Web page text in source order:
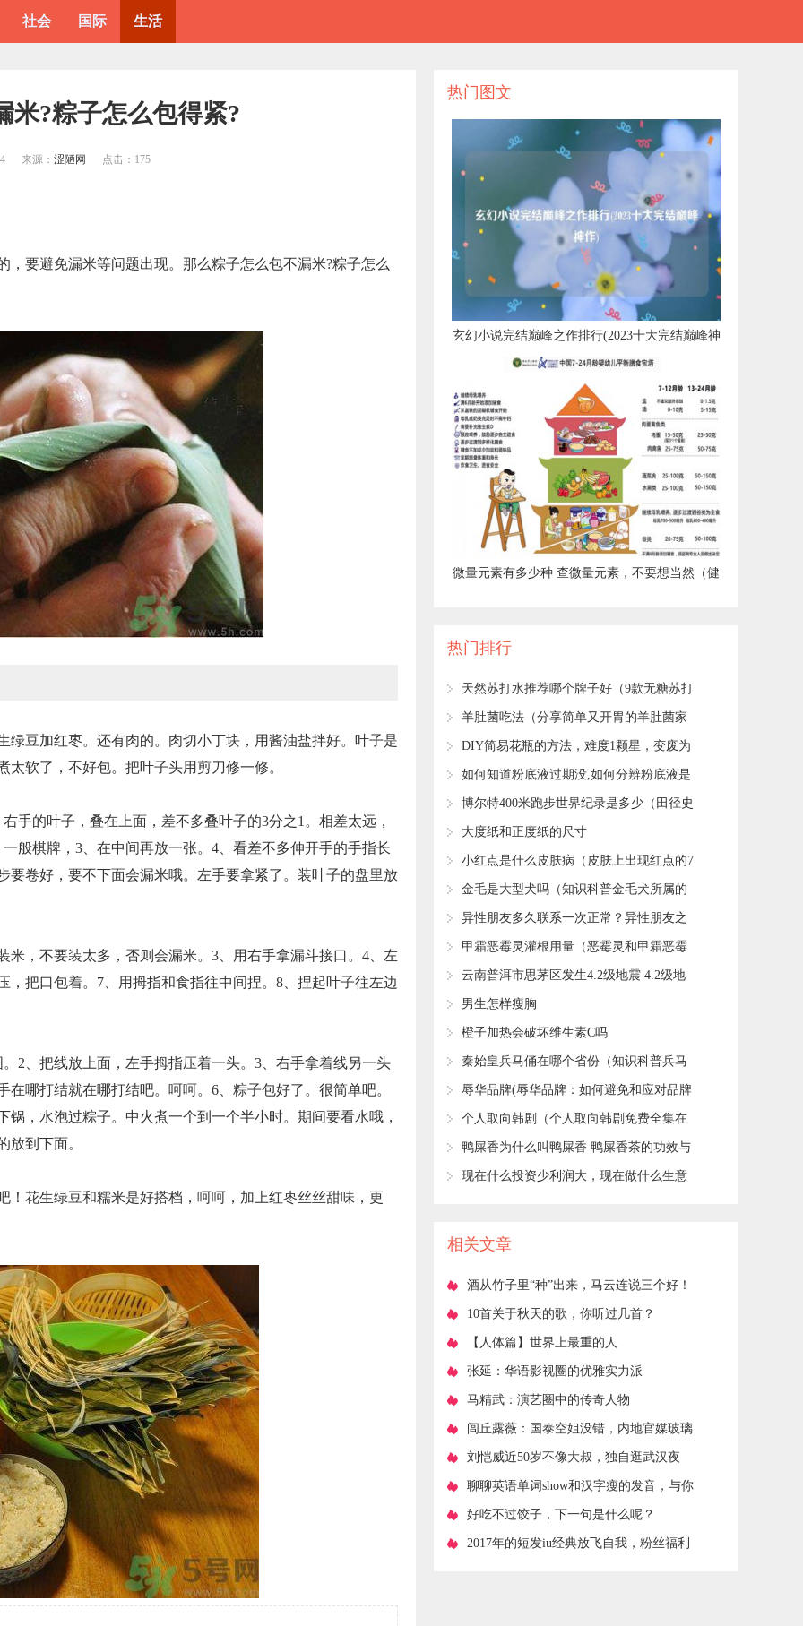
社会 国际 生活
米?粽子怎么包得紧?
来源： 涩陋网 点击： 175
要避免漏米等问题出现。那么粽子怎么包不漏米?粽子怎么
绿豆加红枣。还有肉的。肉切小丁块，用酱油盐拌好。叶子是
软了，不好包。把叶子头用剪刀修一修。
手的叶子，叠在上面，差不多叠叶子的3分之1。相差太远，
般棋牌，3、在中间再放一张。4、看差不多伸开手的手指长
要卷好，要不下面会漏米哦。左手要拿紧了。装叶子的盘里放
米，不要装太多，否则会漏米。3、用右手拿漏斗接口。4、左
把口包着。7、用拇指和食指往中间捏。8、捏起叶子往左边
2、把线放上面，左手拇指压着一头。3、右手拿着线另一头
哪打结就在哪打结吧。呵呵。6、粽子包好了。很简单吧。
，水泡过粽子。中火煮一个到一个半小时。期间要看水哦，
放到下面。
！花生绿豆和糯米是好搭档，呵呵，加上红枣丝丝甜味，更
热门图文
​玄幻小说完结巅峰之作排行(2023十大完结巅峰神
作)
​微量元素有多少种 查微量元素，不要想当然（健
热门排行
​天然苏打水推荐哪个牌子好（9款无糖苏打
水评测）
​羊肚菌吃法（分享简单又开胃的羊肚菌家
常吃法）
​DIY简易花瓶的方法，难度1颗星，变废为
宝的小妙招！
​如何知道粉底液过期没,如何分辨粉底液是
否过期
​博尔特400米跑步世界纪录是多少（田径史
上世界纪录的七次飞跃）
​大度纸和正度纸的尺寸
​小红点是什么皮肤病（皮肤上出现红点的7
个病因）
​金毛是大型犬吗（知识科普金毛犬所属的
类型）
​异性朋友多久联系一次正常？异性朋友之
间到底有没有纯友谊？
​甲霜恶霉灵灌根用量（恶霉灵和甲霜恶霉
灵灌根哪个好）
​云南普洱市思茅区发生4.2级地震 4.2级地
震破坏力如何？
​男生怎样瘦胸
​橙子加热会破坏维生素C吗
​秦始皇兵马俑在哪个省份（知识科普兵马
俑的地理位置）
​辱华品牌(辱华品牌：如何避免和应对品牌
辱华事件)
​个人取向韩剧（个人取向韩剧免费全集在
线观看）
​鸭屎香为什么叫鸭屎香 鸭屎香茶的功效与
作用
​现在什么投资少利润大，现在做什么生意
相关文章
​酒从竹子里“种”出来，马云连说三个好！
​10首关于秋天的歌，你听过几首？
​【人体篇】世界上最重的人
​张延：华语影视圈的优雅实力派
​马精武：演艺圈中的传奇人物
​闾丘露薇：国泰空姐没错，内地官媒玻璃
心伤害两岸感情
​刘恺威近50岁不像大叔，独自逛武汉夜
市，吃路边摊
​聊聊英语单词show和汉字瘦的发音，与你
一起消磨休闲时光
​好吃不过饺子，下一句是什么呢？
​2017年的短发iu经典放飞自我，粉丝福利